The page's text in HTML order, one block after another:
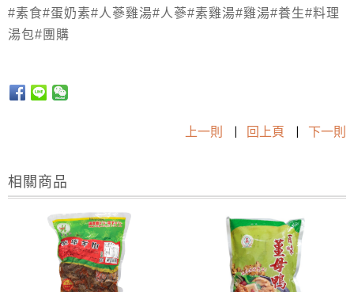
#素食#蛋奶素#人蔘雞湯#人蔘#素雞湯#雞湯#養生#料理
湯包#團購
上一則 | 回上頁 | 下一則
相關商品